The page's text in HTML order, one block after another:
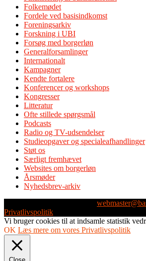
Folkemødet
Fordele ved basisindkomst
Foreningsarkiv
Forskning i UBI
Forsøg med borgerløn
Generalforsamlinger
Internationalt
Kampagner
Kendte fortalere
Konferencer og workshops
Kongresser
Litteratur
Ofte stillede spørgsmål
Podcasts
Radio og TV-udsendelser
Studieopgaver og specialeafhandlinger
Støt os
Særligt fremhævet
Websites om borgerløn
Årsmøder
Nyhedsbrev-arkiv
Privatlivspolitik
Vi bruger cookies til at indsamle statistik
OK Læs mere om vores Privatlivspolitik